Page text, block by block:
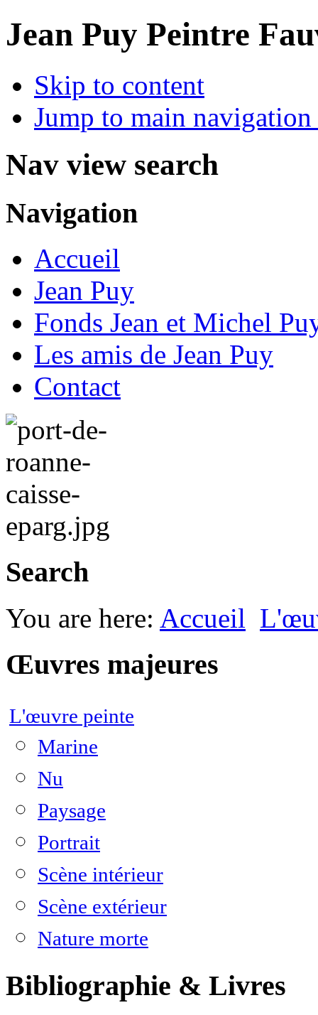
Jean Puy Peintre
Skip to content
Jump to main
Nav view search
Navigation
Accueil
Jean Puy
Fonds Jean et Michel
Les amis de Jean Puy
Contact
Search
You are here: Accueil
Œuvres majeures
L'œuvre peinte
Marine
Nu
Paysage
Portrait
Scène intérieur
Scène extérieur
Nature morte
Bibliographie & Livres